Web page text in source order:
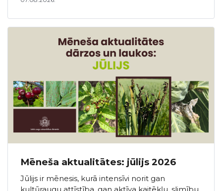
Mēneša aktualitātes: jūlijs 2026
Jūlijs ir mēnesis, kurā intensīvi norit gan